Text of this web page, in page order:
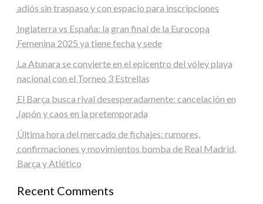
adiós sin traspaso y con espacio para inscripciones
Inglaterra vs España: la gran final de la Eurocopa
Femenina 2025 ya tiene fecha y sede
La Atunara se convierte en el epicentro del vóley playa
nacional con el Torneo 3 Estrellas
El Barça busca rival desesperadamente: cancelación en
Japón y caos en la pretemporada
Última hora del mercado de fichajes: rumores,
confirmaciones y movimientos bomba de Real Madrid,
Barça y Atlético
Recent Comments